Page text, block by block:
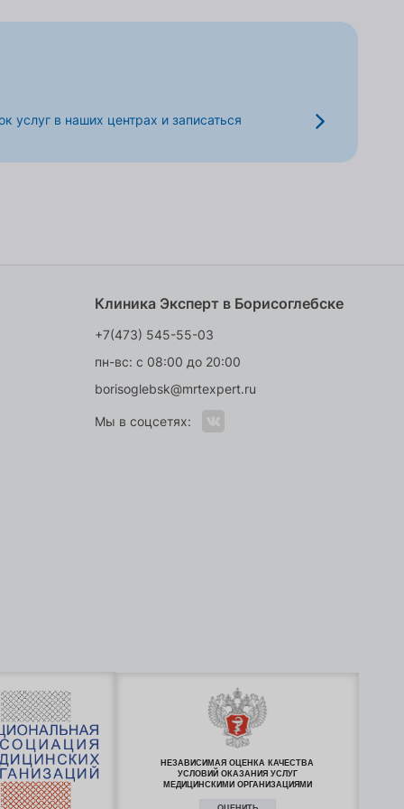
услуг в наших центрах и записаться
Клиника Эксперт в Борисоглебске
+7(473) 545-55-03
пн-вс: с 08:00 до 20:00
borisoglebsk@mrtexpert.ru
Мы в соцсетях:
НЕЗАВИСИМАЯ ОЦЕНКА КАЧЕСТВА
УСЛОВИЙ ОКАЗАНИЯ УСЛУГ
МЕДИЦИНСКИМИ ОРГАНИЗАЦИЯМИ